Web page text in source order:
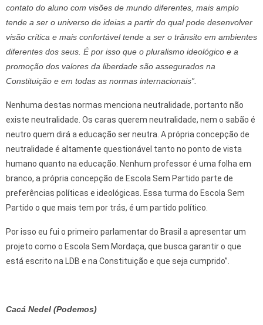
contato do aluno com visões de mundo diferentes, mais amplo
tende a ser o universo de ideias a partir do qual pode desenvolver
visão crítica e mais confortável tende a ser o trânsito em ambientes
diferentes dos seus. É por isso que o pluralismo ideológico e a
promoção dos valores da liberdade são assegurados na
Constituição e em todas as normas internacionais”.
Nenhuma destas normas menciona neutralidade, portanto não
existe neutralidade. Os caras querem neutralidade, nem o sabão é
neutro quem dirá a educação ser neutra. A própria concepção de
neutralidade é altamente questionável tanto no ponto de vista
humano quanto na educação. Nenhum professor é uma folha em
branco, a própria concepção de Escola Sem Partido parte de
preferências políticas e ideológicas. Essa turma do Escola Sem
Partido o que mais tem por trás, é um partido político.
Por isso eu fui o primeiro parlamentar do Brasil a apresentar um
projeto como o Escola Sem Mordaça, que busca garantir o que
está escrito na LDB e na Constituição e que seja cumprido”.
Cacá Nedel (Podemos)